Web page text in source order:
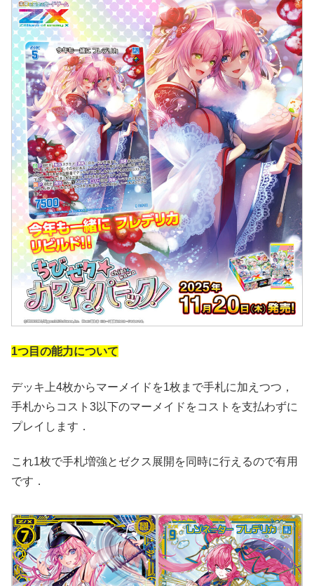
1つ目の能力について
デッキ上4枚からマーメイドを1枚まで手札に加えつつ，
手札からコスト3以下のマーメイドをコストを支払わずに
プレイします．
これ1枚で手札増強とゼクス展開を同時に行えるので有用
です．